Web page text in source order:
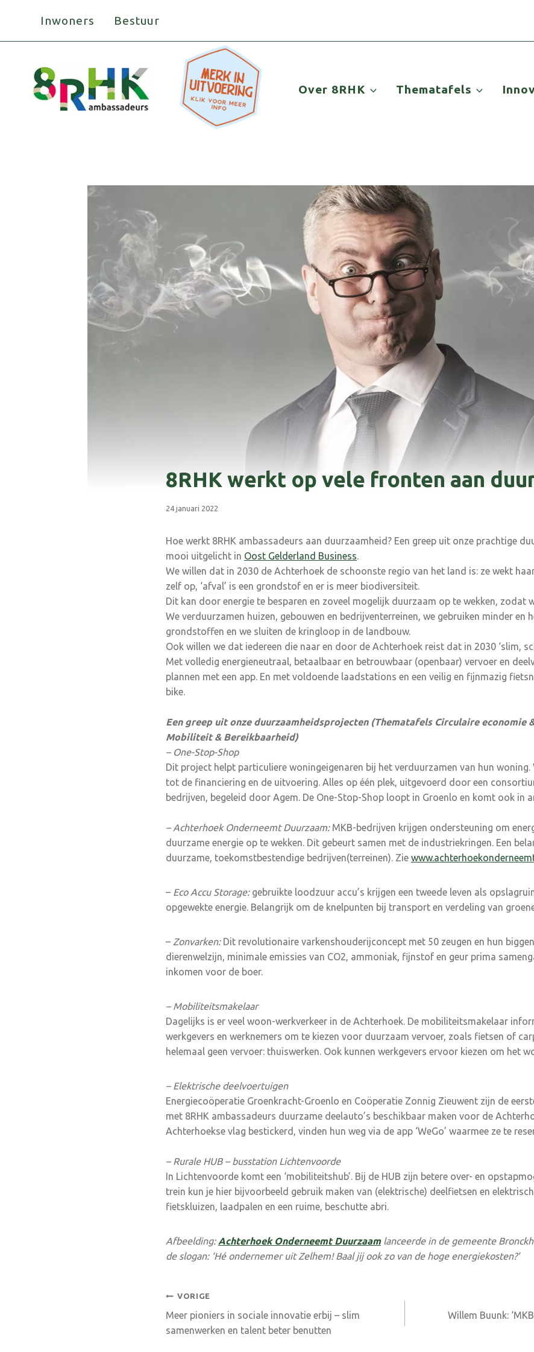
Inwoners Bestuur
Over 8RHK Thematafels
8RHK werkt op vele fronten aan
24 januari 2022
Hoe werkt 8RHK ambassadeurs aan duurzaamheid? Een greep uit onze prachtige
mooi uitgelicht in Oost Gelderland Business.
We willen dat in 2030 de Achterhoek de schoonste regio van het land is: ze wekt
zelf op, ‘afval’ is een grondstof en er is meer biodiversiteit.
Dit kan door energie te besparen en zoveel mogelijk duurzaam op te wekken, zodat
We verduurzamen huizen, gebouwen en bedrijventerreinen, we gebruiken minder en
grondstoffen en we sluiten de kringloop in de landbouw.
Ook willen we dat iedereen die naar en door de Achterhoek reist dat in 2030 ‘slim,
Met volledig energieneutraal, betaalbaar en betrouwbaar (openbaar) vervoer en
plannen met een app. En met voldoende laadstations en een veilig en fijnmazig
bike.
Een greep uit onze duurzaamheidsprojecten (Thematafels Circulaire economie
Mobiliteit & Bereikbaarheid)
– One-Stop-Shop
Dit project helpt particuliere woningeigenaren bij het verduurzamen van hun woning.
tot de financiering en de uitvoering. Alles op één plek, uitgevoerd door een
bedrijven, begeleid door Agem. De One-Stop-Shop loopt in Groenlo en komt ook in
– Achterhoek Onderneemt Duurzaam:MKB-bedrijven krijgen ondersteuning om
duurzame energie op te wekken. Dit gebeurt samen met de industriekringen. Een
duurzame, toekomstbestendige bedrijven(terreinen). Zie
– Eco Accu Storage:gebruikte loodzuur accu’s krijgen een tweede leven als
opgewekte energie. Belangrijk om de knelpunten bij transport en verdeling van
– Zonvarken: Dit revolutionaire varkenshouderijconcept met 50 zeugen en hun
dierenwelzijn, minimale emissies van CO2, ammoniak, fijnstof en geur prima
inkomen voor de boer.
– Mobiliteitsmakelaar
Dagelijks is er veel woon-werkverkeer in de Achterhoek. De mobiliteitsmakelaar
werkgevers en werknemers om te kiezen voor duurzaam vervoer, zoals fietsen of
helemaal geen vervoer: thuiswerken. Ook kunnen werkgevers ervoor kiezen om het
– Elektrische deelvoertuigen
Energiecoöperatie Groenkracht-Groenlo en Coöperatie Zonnig Zieuwent zijn de
met 8RHK ambassadeurs duurzame deelauto’s beschikbaar maken voor de
Achterhoekse vlag bestickerd, vinden hun weg via de app ‘WeGo’ waarmee ze te
– Rurale HUB – busstation Lichtenvoorde
In Lichtenvoorde komt een ‘mobiliteitshub’. Bij de HUB zijn betere over- en
trein kun je hier bijvoorbeeld gebruik maken van (elektrische) deelfietsen en
fietskluizen, laadpalen en een ruime, beschutte abri.
Afbeelding: Achterhoek Onderneemt Duurzaamlanceerde in de gemeente
de slogan: ‘Hé ondernemer uit Zelhem! Baal jij ook zo van de hoge energiekosten?’
Bericht
navigatie
VORIGE
Meer pioniers in sociale innovatie erbij – slim
samenwerken en talent beter benutten
Willem Buunk: